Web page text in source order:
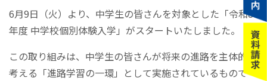
6月9日（火）より、中学生の皆さんを対象とした「令和8
年度 中学校個別体験入学」がスタートいたしました。
この取り組みは、中学生の皆さんが将来の進路を主体的に
考える「進路学習の一環」として実施されているもので